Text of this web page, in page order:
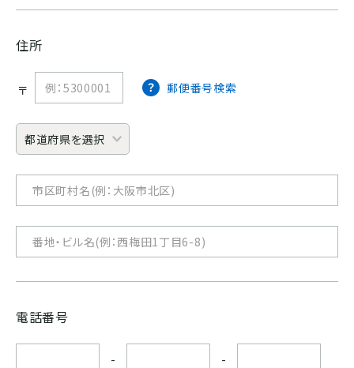
住所
〒 郵便番号検索
電話番号
- -
SOUTH AMERICA
ブラジル
コロンビア
エクアドル
ペルー